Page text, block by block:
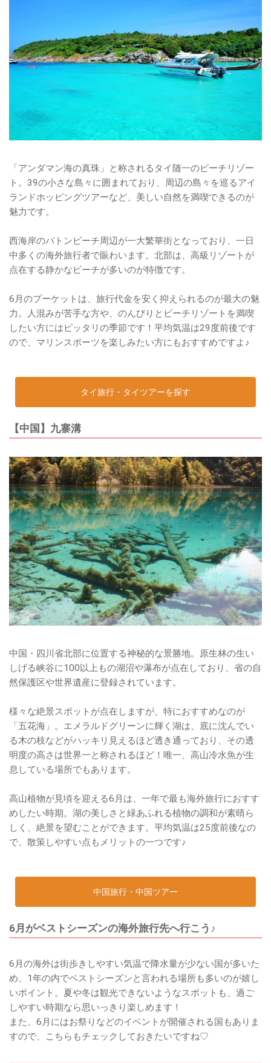
「アンダマン海の真珠」と称されるタイ随一のビーチリゾー
ト。39の小さな島々に囲まれており、周辺の島々を巡るアイ
ランドホッピングツアーなど、美しい自然を満喫できるのが
魅力です。
西海岸のパトンビーチ周辺が一大繁華街となっており、一日
中多くの海外旅行者で賑わいます。北部は、高級リゾートが
点在する静かなビーチが多いのが特徴です。
6月のプーケットは、旅行代金を安く抑えられるのが最大の魅
力。人混みが苦手な方や、のんびりとビーチリゾートを満喫
したい方にはピッタリの季節です！平均気温は29度前後です
ので、マリンスポーツを楽しみたい方にもおすすめですよ♪
タイ旅行・タイツアーを探す
【中国】九寨溝
中国・四川省北部に位置する神秘的な景勝地。原生林の生い
しげる峡谷に100以上もの湖沼や瀑布が点在しており、省の自
然保護区や世界遺産に登録されています。
様々な絶景スポットが点在しますが、特におすすめなのが
「五花海」。エメラルドグリーンに輝く湖は、底に沈んでい
る木の枝などがハッキリ見えるほど透き通っており、その透
明度の高さは世界一と称されるほど！唯一、高山冷水魚が生
息している場所でもあります。
高山植物が見頃を迎える6月は、一年で最も海外旅行におすす
めしたい時期。湖の美しさと緑あふれる植物の調和が素晴ら
しく、絶景を望むことができます。平均気温は25度前後なの
で、散策しやすい点もメリットの一つです♪
中国旅行・中国ツアー
6月がベストシーズンの海外旅行先へ行こう♪
6月の海外は街歩きしやすい気温で降水量が少ない国が多いた
め、1年の内でベストシーズンと言われる場所も多いのが嬉し
いポイント。夏や冬は観光できないようなスポットも、過ご
しやすい時期なら思いっきり楽しめます！
また、6月にはお祭りなどのイベントが開催される国もありま
すので、こちらもチェックしておきたいですね♡